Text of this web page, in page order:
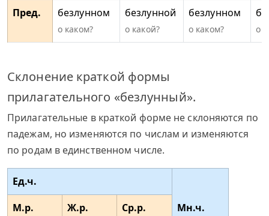
Пред. безлунном
о каком?
безлунной
о какой?
безлунном
о каком? о
Склонение краткой формы
прилагательного «безлунный».
Прилагательные в краткой форме не склоняются по
падежам, но изменяются по числам и изменяются
по родам в единственном числе.
Ед.ч.
Мн.ч.
М.р. Ж.р.
Ср.р.